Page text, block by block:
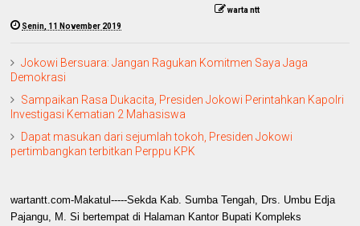
warta ntt
Senin, 11 November 2019
Jokowi Bersuara: Jangan Ragukan Komitmen Saya Jaga
Demokrasi
Sampaikan Rasa Dukacita, Presiden Jokowi Perintahkan Kapolri
Investigasi Kematian 2 Mahasiswa
Dapat masukan dari sejumlah tokoh, Presiden Jokowi
pertimbangkan terbitkan Perppu KPK
wartantt.com-Makatul-----Sekda Kab. Sumba Tengah, Drs. Umbu Edja
Pajangu, M. Si bertempat di Halaman Kantor Bupati Kompleks